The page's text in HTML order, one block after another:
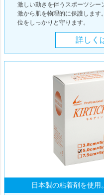
激しい動きを伴うスポーツシー
激から肌を物理的に保護します
位をしっかりと守ります。
詳しく
日本製の粘着剤を使